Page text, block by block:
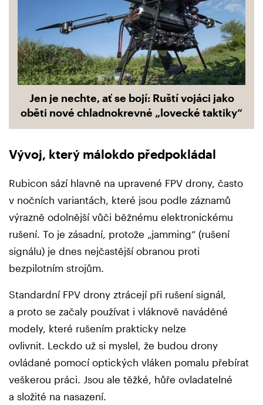
Jen je nechte, ať se bojí: Ruští vojáci jako
oběti nové chladnokrevné „lovecké taktiky“
Vývoj, který málokdo předpokládal
Rubicon sází hlavně na upravené FPV drony, často
v nočních variantách, které jsou podle záznamů
výrazně odolnější vůči běžnému elektronickému
rušení. To je zásadní, protože „jamming“ (rušení
signálu) je dnes nejčastější obranou proti
bezpilotním strojům.
Standardní FPV drony ztrácejí při rušení signál,
a proto se začaly používat i vláknově naváděné
modely, které rušením prakticky nelze
ovlivnit. Leckdo už si myslel, že budou drony
ovládané pomocí optických vláken pomalu přebírat
veškerou práci. Jsou ale těžké, hůře ovladatelné
a složité na nasazení.